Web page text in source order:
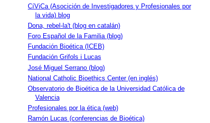
CíViCa (Asocición de Investigadores y Profesionales por
la vida) blog
Dona, rebel-la't (blog en catalán)
Foro Español de la Familia (blog)
Fundación Bioética (ICEB)
Fundación Grifols i Lucas
José Miguel Serrano (blog)
National Catholic Bioethics Center (en inglés)
Observatorio de Bioética de la Universidad Católica de
Valencia
Profesionales por la ética (web)
Ramón Lucas (conferencias de Bioética)